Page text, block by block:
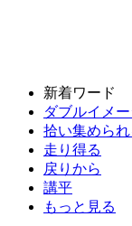
新着ワード
ダブルイメ
拾い集められ
走り得る
戻りから
講平
もっと見る